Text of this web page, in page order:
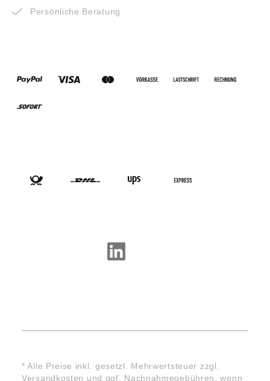
Persönliche Beratung
* Alle Preise inkl. gesetzl. Mehrwertsteuer zzgl.
Versandkosten und ggf. Nachnahmegebühren, wenn